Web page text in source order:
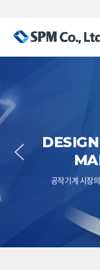
공작기계 시장